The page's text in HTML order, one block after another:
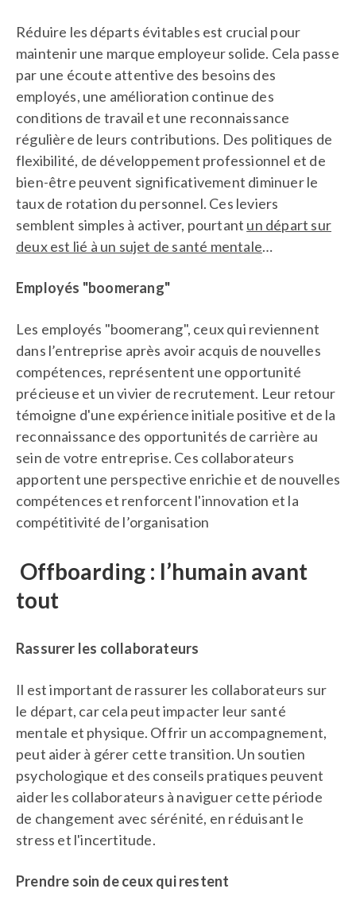
Réduire les départs évitables est crucial pour
maintenir une marque employeur solide. Cela passe
par une écoute attentive des besoins des
employés, une amélioration continue des
conditions de travail et une reconnaissance
régulière de leurs contributions. Des politiques de
flexibilité, de développement professionnel et de
bien-être peuvent significativement diminuer le
taux de rotation du personnel. Ces leviers
semblent simples à activer, pourtant un départ sur
deux est lié à un sujet de santé mentale…
Employés "boomerang"
Les employés "boomerang", ceux qui reviennent
dans l’entreprise après avoir acquis de nouvelles
compétences, représentent une opportunité
précieuse et un vivier de recrutement. Leur retour
témoigne d'une expérience initiale positive et de la
reconnaissance des opportunités de carrière au
sein de votre entreprise. Ces collaborateurs
apportent une perspective enrichie et de nouvelles
compétences et renforcent l'innovation et la
compétitivité de l’organisation
Offboarding : l’humain avant
tout
Rassurer les collaborateurs
Il est important de rassurer les collaborateurs sur
le départ, car cela peut impacter leur santé
mentale et physique. Offrir un accompagnement,
peut aider à gérer cette transition. Un soutien
psychologique et des conseils pratiques peuvent
aider les collaborateurs à naviguer cette période
de changement avec sérénité, en réduisant le
stress et l'incertitude.
Prendre soin de ceux qui restent